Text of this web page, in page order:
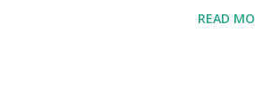
READ